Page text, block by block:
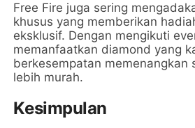
Free Fire juga sering
khusus yang memberikan
eksklusif. Dengan mengikuti
memanfaatkan diamond yang
berkesempatan memenangkan
lebih murah.
Kesimpulan